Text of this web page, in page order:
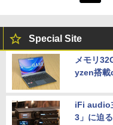
Special Site
メモリ
yzen搭載
iFi audio
3」に迫る